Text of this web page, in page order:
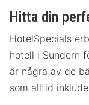
Hitta din
HotelSpecials
hotell i Sundern
är några av de
som alltid